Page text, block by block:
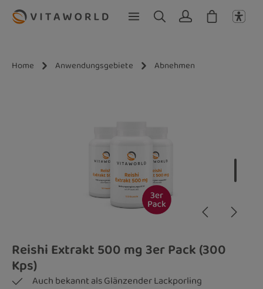
Zum Hauptinhalt springen
Home Anwendungsgebiete Abnehmen
Reishi Extrakt 500 mg 3er Pack (300
Kps)
Auch bekannt als Glänzender Lackporling